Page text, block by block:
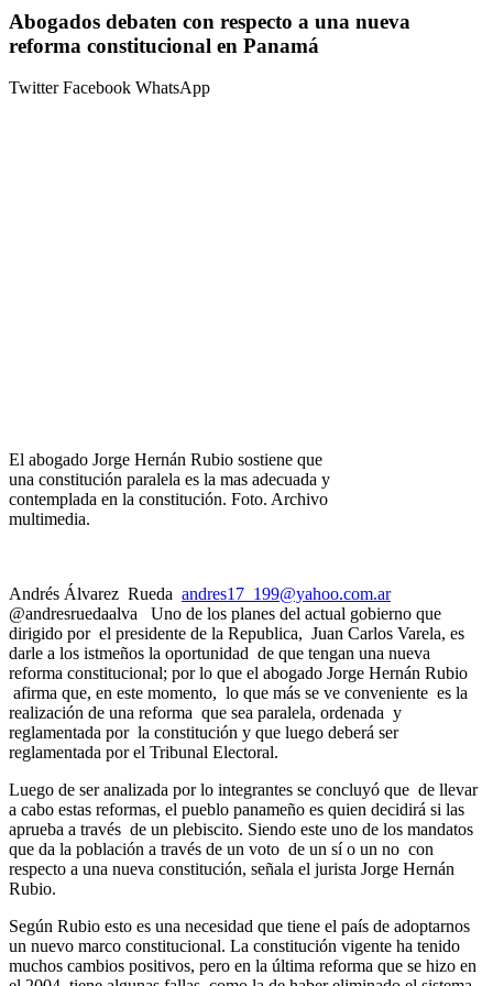
Abogados debaten con respecto a una nueva
reforma constitucional en Panamá
TwitterFacebook WhatsApp
El abogado Jorge Hernán Rubio sostiene que
una constitución paralela es la mas adecuada y
contemplada en la constitución. Foto. Archivo
multimedia.
Andrés Álvarez Rueda andres17_199@yahoo.com.ar
@andresruedaalva Uno de los planes del actual gobierno que
dirigido por el presidente de la Republica, Juan Carlos Varela, es
darle a los istmeños la oportunidad de que tengan una nueva
reforma constitucional; por lo que el abogado Jorge Hernán Rubio
afirma que, en este momento, lo que más se ve conveniente es la
realización de una reforma que sea paralela, ordenada y
reglamentada por la constitución y que luego deberá ser
reglamentada por el Tribunal Electoral.
Luego de ser analizada por lo integrantes se concluyó que de llevar
a cabo estas reformas, el pueblo panameño es quien decidirá si las
aprueba a través de un plebiscito. Siendo este uno de los mandatos
que da la población a través de un voto de un sí o un no con
respecto a una nueva constitución, señala el jurista Jorge Hernán
Rubio.
Según Rubio esto es una necesidad que tiene el país de adoptarnos
un nuevo marco constitucional. La constitución vigente ha tenido
muchos cambios positivos, pero en la última reforma que se hizo en